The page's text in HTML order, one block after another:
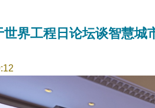
世界工程日论坛谈智慧城